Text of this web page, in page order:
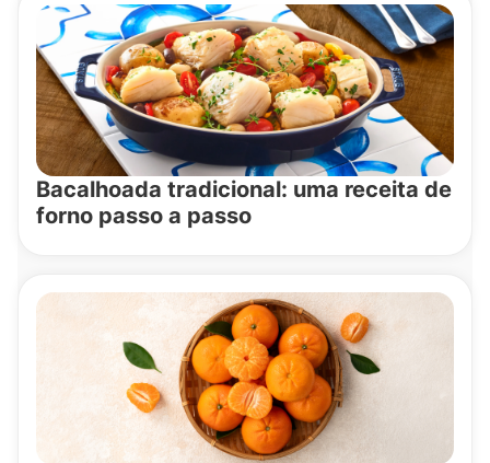
Bacalhoada tradicional: uma receita de
forno passo a passo